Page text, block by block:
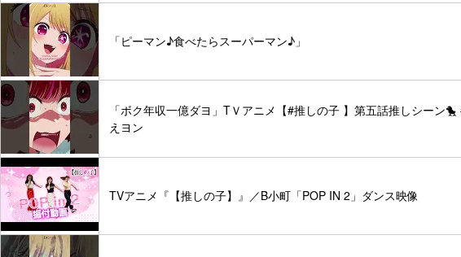
「ピーマン♪食べたらスーパーマン♪」
「ボク年収一億ダヨ」TＶアニメ【#推しの子 】第五話推しシーン
えヨン
TVアニメ『【推しの子】』／B小町「POP IN 2」ダンス映像